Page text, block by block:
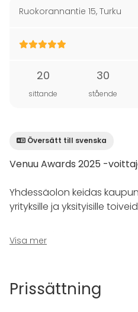
Ruokorannantie 15, Turku
20
sittande
30
stående
Översätt till svenska
Venuu Awards 2025 -
Yhdessäolon keidas
yrityksille ja yksityisille
Modernit kokous- ja
keskustasta upeassa,
käyttöösi, voit olla varma
Visa mer
Prissättning